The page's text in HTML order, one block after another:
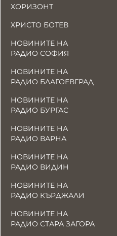
ХОРИЗОНТ
ХРИСТО БОТЕВ
НОВИНИТЕ НА
РАДИО СОФИЯ
НОВИНИТЕ НА
РАДИО БЛАГОЕВГРАД
НОВИНИТЕ НА
РАДИО БУРГАС
НОВИНИТЕ НА
РАДИО ВАРНА
НОВИНИТЕ НА
РАДИО ВИДИН
НОВИНИТЕ НА
РАДИО КЪРДЖАЛИ
НОВИНИТЕ НА
РАДИО СТАРА ЗАГОРА